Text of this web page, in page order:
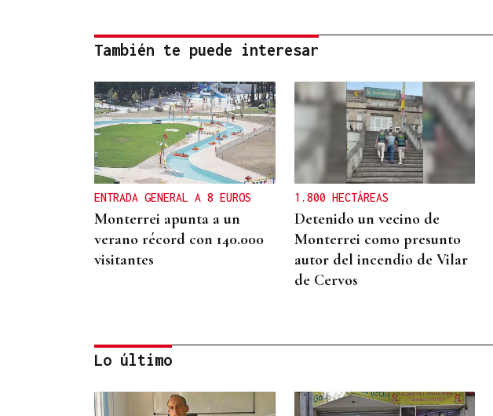
También te puede interesar
ENTRADA GENERAL A 8 EUROS
Monterrei apunta a un
verano récord con 140.000
visitantes
1.800 HECTÁREAS
Detenido un vecino de
Monterrei como presunto
autor del incendio de Vilar
de Cervos
Lo último